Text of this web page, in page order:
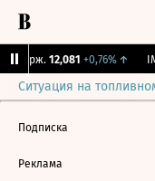
Бирж. 12,081 +0,76%↑
Ситуация на
Подписка
Реклама